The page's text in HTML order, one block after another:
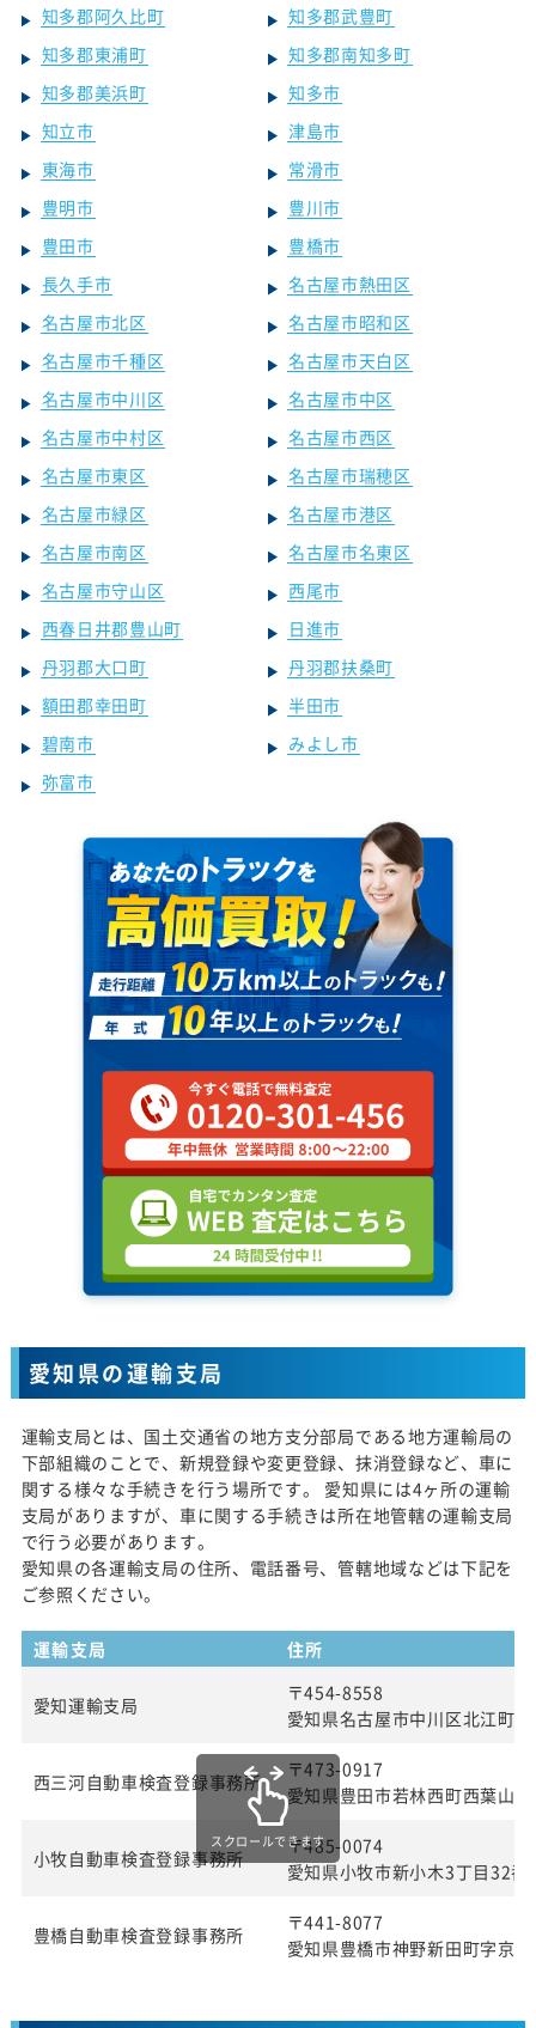
知多郡阿久比町
知多郡武豊町
知多郡東浦町
知多郡南知多町
知多郡美浜町
知多市
知立市
津島市
東海市
常滑市
豊明市
豊川市
豊田市
豊橋市
長久手市
名古屋市熱田区
名古屋市北区
名古屋市昭和区
名古屋市千種区
名古屋市天白区
名古屋市中川区
名古屋市中区
名古屋市中村区
名古屋市西区
名古屋市東区
名古屋市瑞穂区
名古屋市緑区
名古屋市港区
名古屋市南区
名古屋市名東区
名古屋市守山区
西尾市
西春日井郡豊山町
日進市
丹羽郡大口町
丹羽郡扶桑町
額田郡幸田町
半田市
碧南市
みよし市
弥富市
愛知県の運輸支局
運輸支局とは、国土交通省の地方支分部局である地方運輸局の
下部組織のことで、新規登録や変更登録、抹消登録など、車に
関する様々な手続きを行う場所です。 愛知県には4ヶ所の運輸
支局がありますが、車に関する手続きは所在地管轄の運輸支局
で行う必要があります。
愛知県の各運輸支局の住所、電話番号、管轄地域などは下記を
ご参照ください。
運輸支局 住所
愛知運輸支局
〒454-8558
愛知県名古屋市中川区北江町1
西三河自動車検査登録事務所
〒473-0917
愛知県豊田市若林西町西葉山46
小牧自動車検査登録事務所
〒485-0074
愛知県小牧市新小木3丁目32番
豊橋自動車検査登録事務所
〒441-8077
愛知県豊橋市神野新田町字京
スクロールできます